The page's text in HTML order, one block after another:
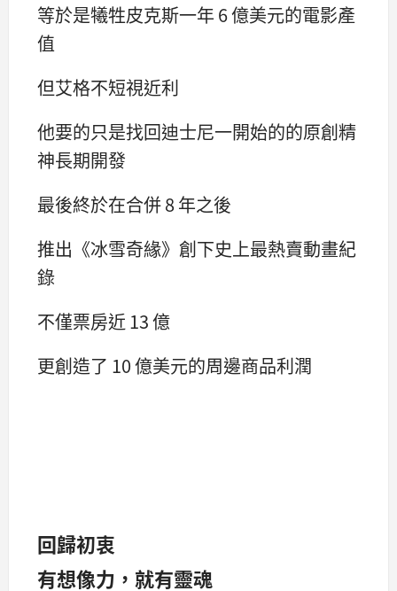
等於是犧牲皮克斯一年 6 億美元的電影產
值
但艾格不短視近利
他要的只是找回迪士尼一開始的的原創精
神長期開發
最後終於在合併 8 年之後
推出《冰雪奇緣》創下史上最熱賣動畫紀
錄
不僅票房近 13 億
更創造了 10 億美元的周邊商品利潤
回歸初衷
有想像力，就有靈魂